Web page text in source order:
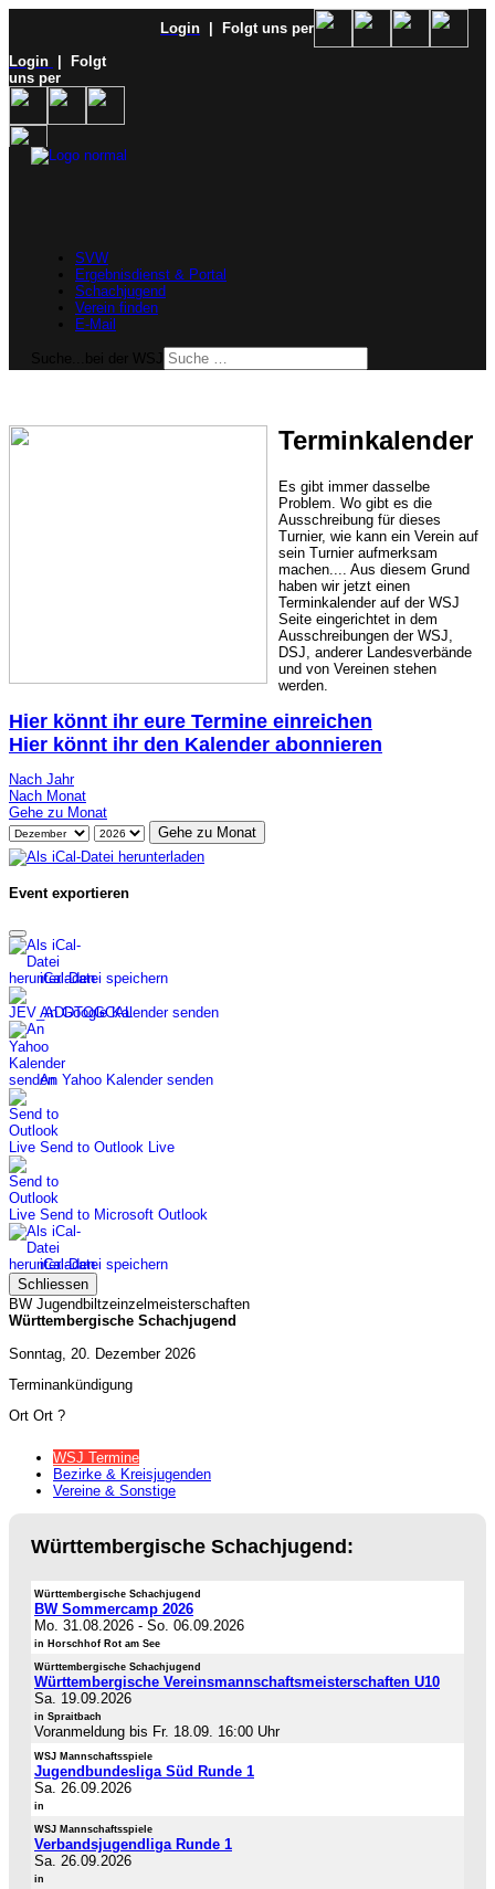
Login
| Folgt uns per
Login
| Folgt
uns per
SVW
Ergebnisdienst & Portal
Schachjugend
Verein finden
E-Mail
Terminkalender
Es gibt immer dasselbe
Problem. Wo gibt es die
Ausschreibung für dieses
Turnier, wie kann ein Verein auf
sein Turnier aufmerksam
machen.... Aus diesem Grund
haben wir jetzt einen
Terminkalender auf der WSJ
Seite eingerichtet in dem
Ausschreibungen der WSJ,
DSJ, anderer Landesverbände
und von Vereinen stehen
werden.
Hier könnt ihr eure Termine einreichen
Hier könnt ihr den Kalender abonnieren
Nach Jahr
Nach Monat
Gehe zu Monat
Gehe zu Monat
Event exportieren
iCal-Datei speichern
An Google Kalender senden
An Yahoo Kalender senden
Send to Outlook Live
Send to Microsoft Outlook
iCal-Datei speichern
Schliessen
BW Jugendbiltzeinzelmeisterschaften
Württembergische Schachjugend
Sonntag, 20. Dezember 2026
Terminankündigung
Ort Ort ?
WSJ Termine
Bezirke & Kreisjugenden
Vereine & Sonstige
Württembergische Schachjugend:
Württembergische Schachjugend
BW Sommercamp 2026
Mo. 31.08.2026 - So. 06.09.2026
in Horschhof Rot am See
Württembergische Schachjugend
Württembergische Vereinsmannschaftsmeisterschaften U10
Sa. 19.09.2026
in Spraitbach
Voranmeldung bis Fr. 18.09. 16:00 Uhr
WSJ Mannschaftsspiele
Jugendbundesliga Süd Runde 1
Sa. 26.09.2026
in
WSJ Mannschaftsspiele
Verbandsjugendliga Runde 1
Sa. 26.09.2026
in